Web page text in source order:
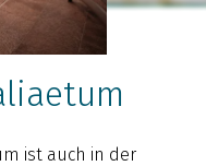
ist auch in der